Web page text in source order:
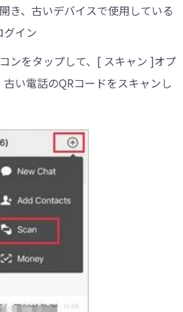
き、古いデバイスで使用している
グイン
ンをタップして、[ スキャン ]オプ
い電話のQRコードをスキャンし